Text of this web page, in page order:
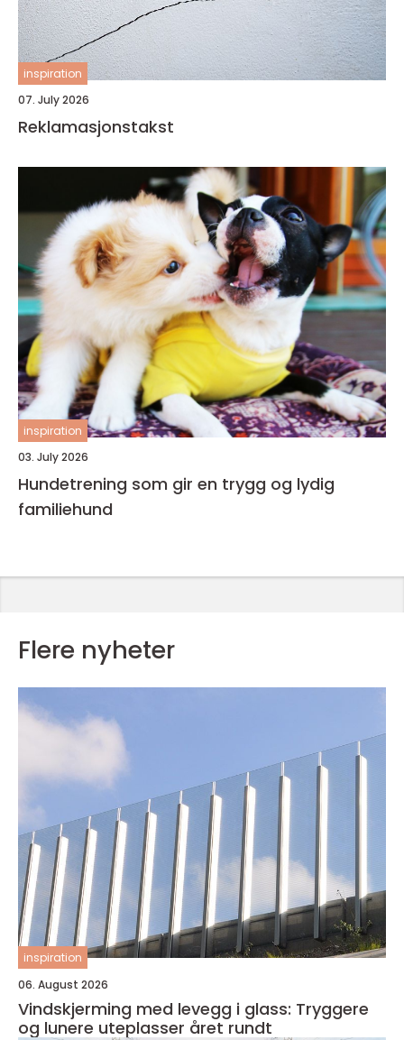
inspiration
07. July 2026
Reklamasjonstakst
inspiration
03. July 2026
Hundetrening som gir en trygg og lydig
familiehund
Flere nyheter
inspiration
06. August 2026
Vindskjerming med levegg i glass: Tryggere
og lunere uteplasser året rundt